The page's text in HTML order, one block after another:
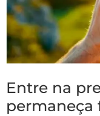
Entre na
permaneça